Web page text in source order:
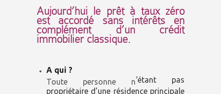
Aujourd’hui le prêt à taux zéro
est accordé sans intérêts en
complément d’un crédit
immobilier classique.
A qui ?
Toute personne n‘étant pas
propriétaire d’une résidence principale